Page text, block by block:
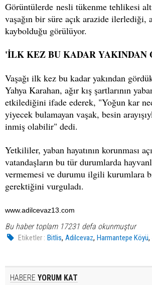
Görüntülerde nesli tükenme tehlikesi
vaşağın bir süre açık arazide ilerlediği,
kaybolduğu görülüyor.
'İLK KEZ BU KADAR YAKINDAN
Vaşağı ilk kez bu kadar yakından
Yahya Karahan, ağır kış şartlarının
etkilediğini ifade ederek, "Yoğun kar
yiyecek bulamayan vaşak, besin
inmiş olabilir" dedi.
Yetkililer, yaban hayatının korunması
vatandaşların bu tür durumlarda
vermemesi ve durumu ilgili kurumlara
gerektiğini vurguladı.
www.adilcevaz13.com
Bu haber toplam 17231 defa okunmuştur
Etiketler : Bitlis,Adilcevaz,Harmantepe Köyü,
HABERE YORUM KAT